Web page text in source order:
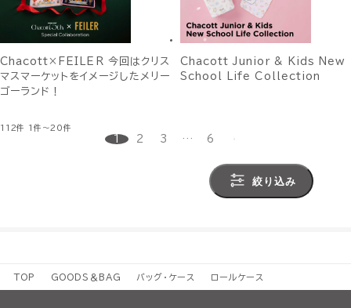
Chacott×FEILER 今回はクリス
マスマーケットをイメージしたメリー
ゴーランド！
Chacott Junior & Kids New
School Life Collection
112件 1件～20件
1 2 3 … 6
絞り込み
TOP GOODS＆BAG バッグ・ケース ロールケース